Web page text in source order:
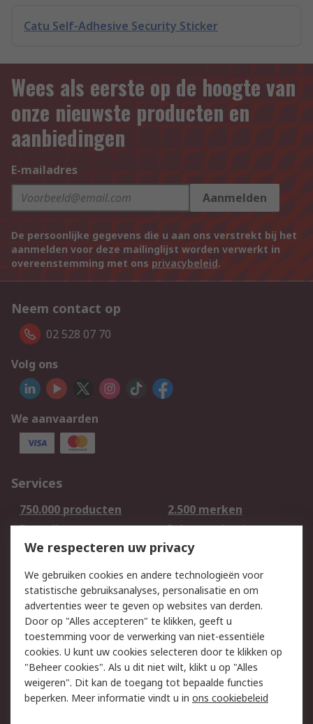
Catu Self-Adhesive Security Sticker
Wees als eerste op de hoogte van
onze nieuwste producten en
aanbiedingen
E-mailadres
Aanmelden
De persoonlijke gegevens die u aan ons verstrekt bij het
aanmelden voor deze mailinglijst worden verwerkt in
overeenstemming met ons privacybeleid.
Neem contact op
02 528 07 70
Volg ons
We aanvaarden
Services
750.000 producten
2.500 merken
Bestellen
Inkoopoplossingen
Retouren
Technisch advies
Track & Trace
Wettelijk
Cookiebeleid
Email veiligheid
Privacybeleid -
Bijgewerkt
Websitevoorwaarden
Algemene
verkoopvoorwaarden
We respecteren uw privacy
We gebruiken cookies en andere technologieën voor
statistische gebruiksanalyses, personalisatie en om
advertenties weer te geven op websites van derden.
Door op "Alles accepteren" te klikken, geeft u
toestemming voor de verwerking van niet-essentiële
cookies. U kunt uw cookies selecteren door te klikken op
"Beheer cookies". Als u dit niet wilt, klikt u op "Alles
weigeren". Dit kan de toegang tot bepaalde functies
beperken. Meer informatie vindt u in ons cookiebeleid